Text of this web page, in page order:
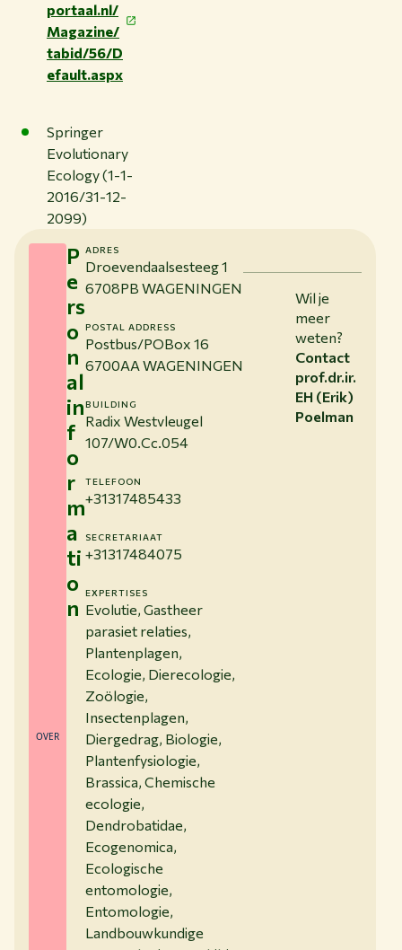
portaal.nl/
Magazine/
tabid/56/D
efault.aspx
Springer
Evolutionary
Ecology (1-1-
2016/31-12-
2099)
OVER
P
e
rs
o
n
al
in
f
o
r
m
a
ti
o
n
ADRES
Droevendaalsesteeg 1
6708PB WAGENINGEN
POSTAL ADDRESS
Postbus/POBox 16
6700AA WAGENINGEN
BUILDING
Radix Westvleugel
107/W0.Cc.054
TELEFOON
+31317485433
SECRETARIAAT
+31317484075
EXPERTISES
Evolutie, Gastheer
parasiet relaties,
Plantenplagen,
Ecologie, Dierecologie,
Zoölogie,
Insectenplagen,
Diergedrag, Biologie,
Plantenfysiologie,
Brassica, Chemische
ecologie,
Dendrobatidae,
Ecogenomica,
Ecologische
entomologie,
Entomologie,
Landbouwkundige
Wil je
meer
weten?
Contact
prof.dr.ir.
EH (Erik)
Poelman